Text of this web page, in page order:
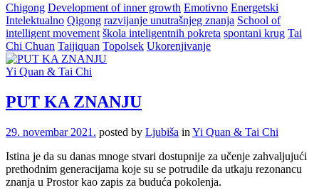
Chigong Development of inner growth Emotivno Energetski
Intelektualno Qigong razvijanje unutrašnjeg znanja School of
intelligent movement škola inteligentnih pokreta spontani krug Tai
Chi Chuan Taijiquan Topolsek Ukorenjivanje
Yi Quan & Tai Chi
PUT KA ZNANJU
29. novembar 2021. posted by Ljubiša in Yi Quan & Tai Chi
Istina je da su danas mnoge stvari dostupnije za učenje zahvaljujući
prethodnim generacijama koje su se potrudile da utkaju rezonancu
znanja u Prostor kao zapis za buduća pokolenja.